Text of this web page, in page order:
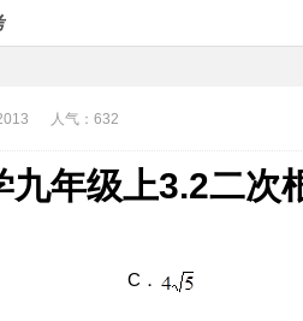
人气：632
年级上3.2二次
C．